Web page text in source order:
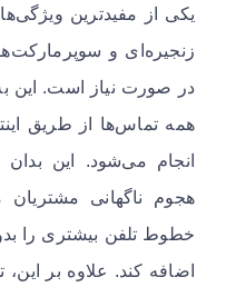
یکی از مفیدترین
زنجیره‌ای و
در صورت نیاز است. این به
همه تماس‌ها از طریق
انجام می‌شود. این بدان
هجوم ناگهانی مشتریان
خطوط تلفن بیشتری را
اضافه کند. علاوه بر این،